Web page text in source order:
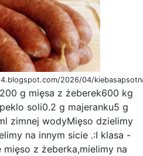
2026/04/
g mięsa z żeberek600 kg
soli0.2 g majeranku5 g
zimnej wodyMięso dzielimy
na innym sicie .:I klasa -
z żeberka,mielimy na